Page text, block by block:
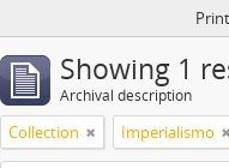
Showing 1
Archival description
Collection Imperialismo